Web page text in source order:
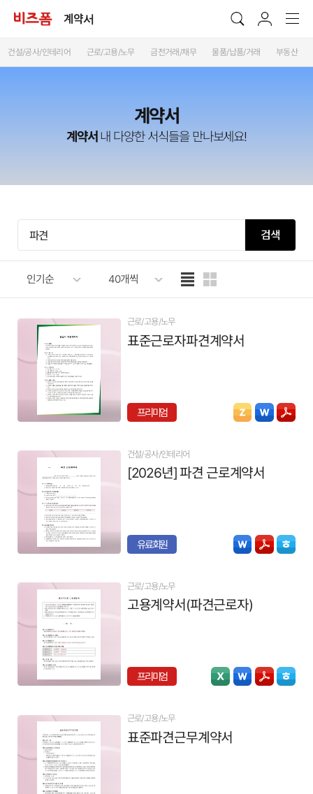
계약서
건설/공사/인테리어 근로/고용/노무 금전거래/채무 물품/납품/거래 부동산
계약서
계약서 내 다양한 서식들을 만나보세요!
검색
인기순 40개씩
근로/고용/노무
표준근로자파견계약서
프리미엄
건설/공사/인테리어
[2026년] 파견 근로계약서
유료회원
근로/고용/노무
고용계약서(파견근로자)
프리미엄
근로/고용/노무
표준파견근무계약서